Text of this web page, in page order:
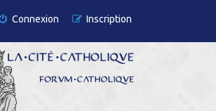
Connexion Inscription